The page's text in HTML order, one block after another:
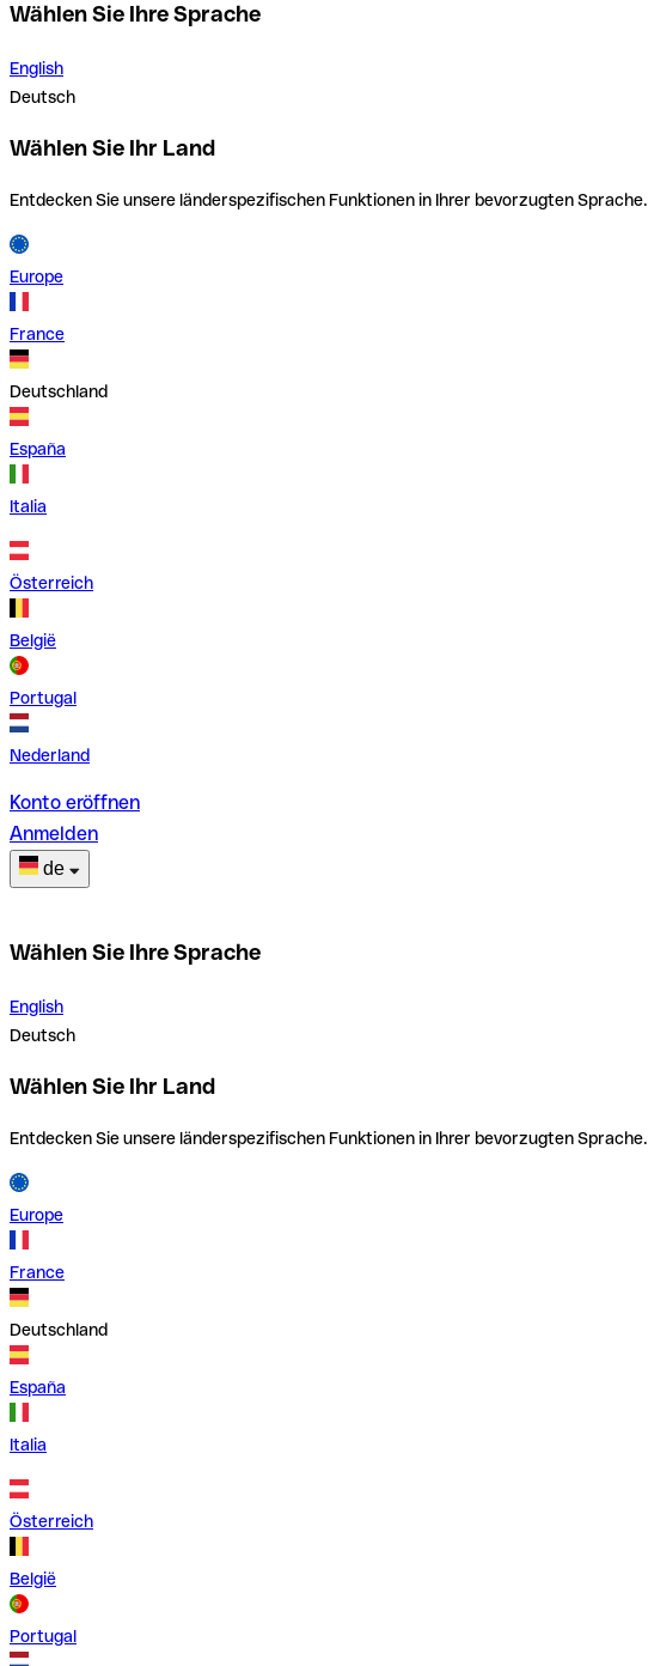
Wählen Sie Ihre Sprache
English
Deutsch
Wählen Sie Ihr Land
Entdecken Sie unsere länderspezifischen Funktionen in Ihrer bevorzugten Sprache.
Europe
France
Deutschland
España
Italia
Österreich
België
Portugal
Nederland
Konto eröffnen
Anmelden
de
Wählen Sie Ihre Sprache
English
Deutsch
Wählen Sie Ihr Land
Entdecken Sie unsere länderspezifischen Funktionen in Ihrer bevorzugten Sprache.
Europe
France
Deutschland
España
Italia
Österreich
België
Portugal